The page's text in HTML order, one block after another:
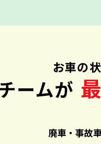
お車の
ームが
廃車・事故